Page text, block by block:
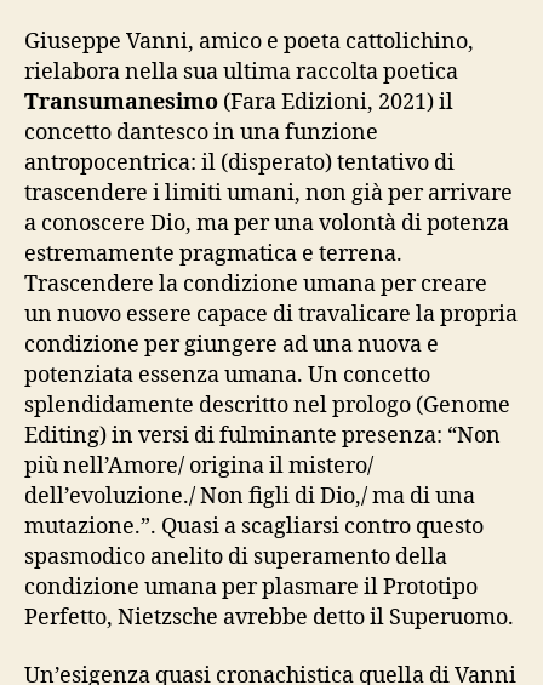
Giuseppe Vanni, amico e poeta cattolichino,
rielabora nella sua ultima raccolta poetica
Transumanesimo (Fara Edizioni, 2021) il
concetto dantesco in una funzione
antropocentrica: il (disperato) tentativo di
trascendere i limiti umani, non già per arrivare
a conoscere Dio, ma per una volontà di potenza
estremamente pragmatica e terrena.
Trascendere la condizione umana per creare
un nuovo essere capace di travalicare la propria
condizione per giungere ad una nuova e
potenziata essenza umana. Un concetto
splendidamente descritto nel prologo (Genome
Editing) in versi di fulminante presenza: “Non
più nell’Amore/ origina il mistero/
dell’evoluzione./ Non figli di Dio,/ ma di una
mutazione.”. Quasi a scagliarsi contro questo
spasmodico anelito di superamento della
condizione umana per plasmare il Prototipo
Perfetto, Nietzsche avrebbe detto il Superuomo.
Un’esigenza quasi cronachistica quella di Vanni